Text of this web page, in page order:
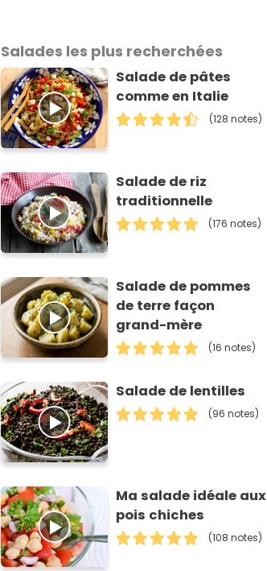
Salades les plus recherchées
Salade de pâtes
comme en Italie
(128 notes)
Salade de riz
traditionnelle
(176 notes)
Salade de pommes
de terre façon
grand-mère
(16 notes)
Salade de lentilles
(96 notes)
Ma salade idéale aux
pois chiches
(108 notes)